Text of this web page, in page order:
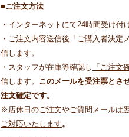
■ご注文方法
・インターネットにて24時間受け付
・ご注文内容送信後「ご購入者決定
信します。
・スタッフが在庫等確認し 「ご注文
信します。 このメールを受注票とさ
注文確定です。
※店休日のご注文やご質問メールは
ご対応いたします。